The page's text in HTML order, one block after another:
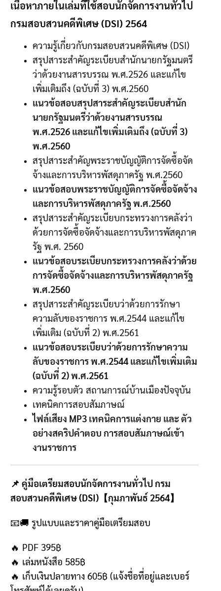
เนื้อหาภายในเล่มที่ใช้สอบนักจัดการงานทั่วไป
กรมสอบสวนคดีพิเศษ (DSI) 2564
ความรู้เกี่ยวกับกรมสอบสวนคดีพิเศษ (DSI)
สรุปสาระสำคัญระเบียบสำนักนายกรัฐมนตรี
ว่าด้วยงานสารบรรณ พ.ศ.2526 และแก้ไข
เพิ่มเติมถึง (ฉบับที่ 3) พ.ศ.2560
แนวข้อสอบสรุปสาระสำคัญระเบียบสำนัก
นายกรัฐมนตรีว่าด้วยงานสารบรรณ
พ.ศ.2526 และแก้ไขเพิ่มเติมถึง (ฉบับที่ 3)
พ.ศ.2560
สรุปสาระสำคัญพระราชบัญญัติการจัดซื้อจัด
จ้างและการบริหารพัสดุภาครัฐ พ.ศ.2560
แนวข้อสอบพระราชบัญญัติการจัดซื้อจัดจ้าง
และการบริหารพัสดุภาครัฐ พ.ศ.2560
สรุปสาระสำคัญระเบียบกระทรวงการคลังว่า
ด้วยการจัดซื้อจัดจ้างและการบริหารพัสดุภาค
รัฐ พ.ศ. 2560
แนวข้อสอบระเบียบกระทรวงการคลังว่าด้วย
การจัดซื้อจัดจ้างและการบริหารพัสดุภาครัฐ
พ.ศ.2560
สรุปสาระสำคัญระเบียบว่าด้วยการรักษา
ความลับของราชการ พ.ศ.2544 และแก้ไข
เพิ่มเติม (ฉบับที่ 2) พ.ศ.2561
แนวข้อสอบระเบียบว่าด้วยการรักษาความ
ลับของราชการ พ.ศ.2544 และแก้ไขเพิ่มเติม
(ฉบับที่ 2) พ.ศ.2561
ความรู้รอบตัว สถานการณ์บ้านเมืองปัจจุบัน
เทคนิคการสอบสัมภาษณ์
ไฟล์เสียง MP3 เทคนิคการแต่งกาย และ ตัว
อย่างสคริปคำตอบ การสอบสัมภาษณ์เข้า
งานราชการ
📌 คู่มือเตรียมสอบนักจัดการงานทั่วไป กรม
สอบสวนคดีพิเศษ (DSI)【กุมภาพันธ์ 2564】
📧🚚รูปแบบและราคาคู่มือเตรียมสอบ
🔥 PDF 395฿
🔥 เล่มหนังสือ 585฿
🔥 เก็บเงินปลายทาง 605฿ (แจ้งชื่อที่อยู่และเบอร์